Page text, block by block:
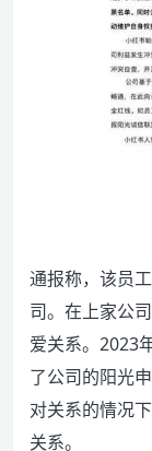
通报称，该员
司。在上家公
爱关系。2023
了公司的阳光
对关系的情况
关系。